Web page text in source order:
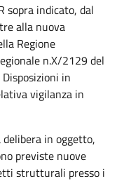
sopra indicato, dal
alla nuova
Regione
n.X/2129 del
in
vigilanza in
in oggetto,
previste nuove
strutturali presso i